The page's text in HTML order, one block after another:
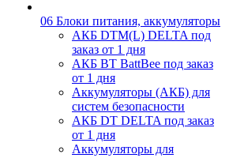
06 Блоки питания, аккумуляторы
АКБ DTM(L) DELTA под
заказ от 1 дня
АКБ BT BattBee под заказ
от 1 дня
Аккумуляторы (АКБ) для
систем безопасности
АКБ DT DELTA под заказ
от 1 дня
Аккумуляторы для